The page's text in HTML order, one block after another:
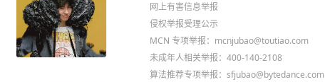
网上有害信息举报
侵权举报受理公示
MCN 专项举报：mcnjubao@toutiao.com
未成年人相关举报：400-140-2108
算法推荐专项举报：sfjubao@bytedance.com